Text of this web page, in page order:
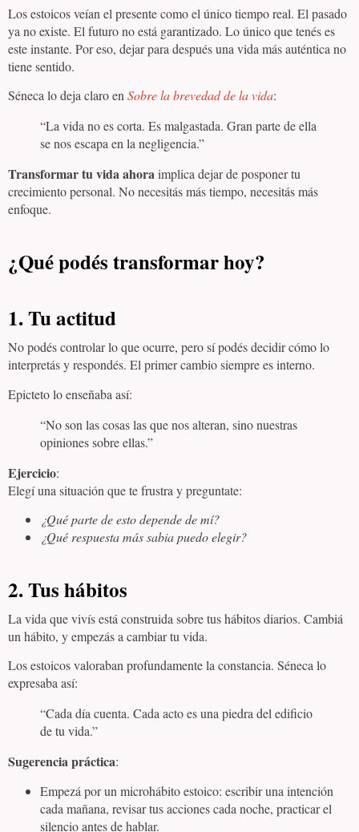
Los estoicos veían el presente como el único tiempo real. El pasado
ya no existe. El futuro no está garantizado. Lo único que tenés es
este instante. Por eso, dejar para después una vida más auténtica no
tiene sentido.
Séneca lo deja claro en Sobre la brevedad de la vida:
“La vida no es corta. Es malgastada. Gran parte de ella
se nos escapa en la negligencia.”
Transformar tu vida ahoraimplica dejar de posponer tu
crecimiento personal. No necesitás más tiempo, necesitás más
enfoque.
¿Qué podés transformar hoy?
1.Tu actitud
No podés controlar lo que ocurre, pero sí podés decidir cómo lo
interpretás y respondés. El primer cambio siempre es interno.
Epicteto lo enseñaba así:
“No son las cosas las que nos alteran, sino nuestras
opiniones sobre ellas.”
Ejercicio:
Elegí una situación que te frustra y preguntate:
¿Qué parte de esto depende de mí?
¿Qué respuesta más sabia puedo elegir?
2.Tus hábitos
La vida que vivís está construida sobre tus hábitos diarios. Cambiá
un hábito, y empezás a cambiar tu vida.
Los estoicos valoraban profundamente la constancia. Séneca lo
expresaba así:
“Cada día cuenta. Cada acto es una piedra del edificio
de tu vida.”
Sugerencia práctica:
Empezá por un microhábito estoico: escribir una intención
cada mañana, revisar tus acciones cada noche, practicar el
silencio antes de hablar.